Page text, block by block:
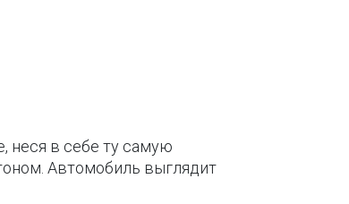
неся в себе ту самую
Автомобиль выглядит